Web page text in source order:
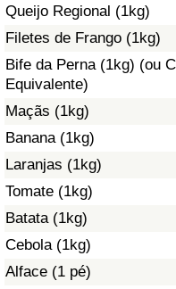
Queijo Regional (1kg)
Filetes de Frango (1kg)
Bife da Perna (1kg) (ou
Equivalente)
Maçãs (1kg)
Banana (1kg)
Laranjas (1kg)
Tomate (1kg)
Batata (1kg)
Cebola (1kg)
Alface (1 pé)
Indicador de Saúde por
Poluição
Índice de poluição
Indicador de Poluição
Trânsito